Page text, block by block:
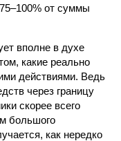
от суммы
вполне в духе
какие реально
действиями. Ведь
через границу
скорее всего
большого
как нередко